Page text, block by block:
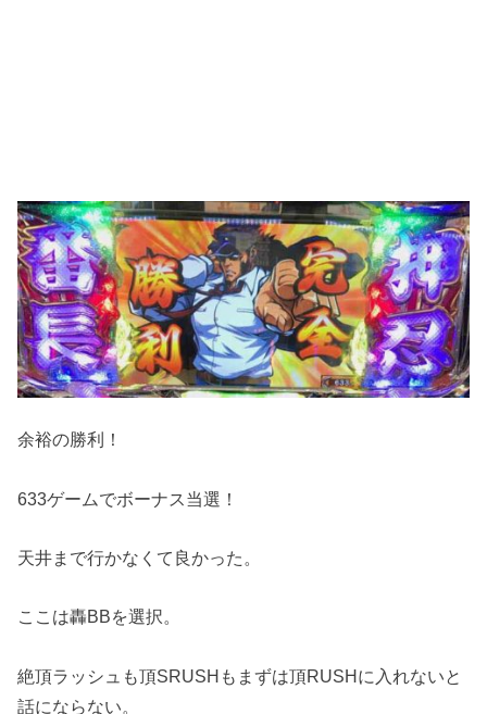
余裕の勝利！
633ゲームでボーナス当選！
天井まで行かなくて良かった。
ここは轟BBを選択。
絶頂ラッシュも頂SRUSHもまずは頂RUSHに入れないと
話にならない。